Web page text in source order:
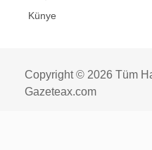
Künye
Copyright © 2026 Tüm
Gazeteax.com